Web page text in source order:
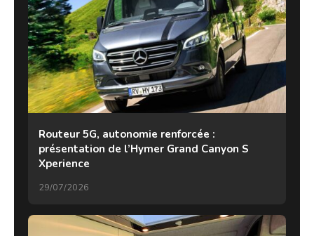
Routeur 5G, autonomie renforcée :
présentation de l’Hymer Grand Canyon S
Xperience
29/07/2026